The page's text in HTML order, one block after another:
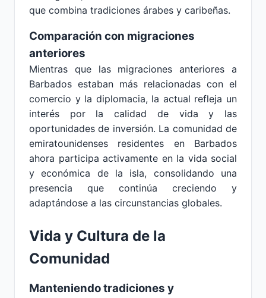
que combina tradiciones árabes y caribeñas.
Comparación con migraciones
anteriores
Mientras que las migraciones anteriores a
Barbados estaban más relacionadas con el
comercio y la diplomacia, la actual refleja un
interés por la calidad de vida y las
oportunidades de inversión. La comunidad de
emiratounidenses residentes en Barbados
ahora participa activamente en la vida social
y económica de la isla, consolidando una
presencia que continúa creciendo y
adaptándose a las circunstancias globales.
Vida y Cultura de la
Comunidad
Manteniendo tradiciones y